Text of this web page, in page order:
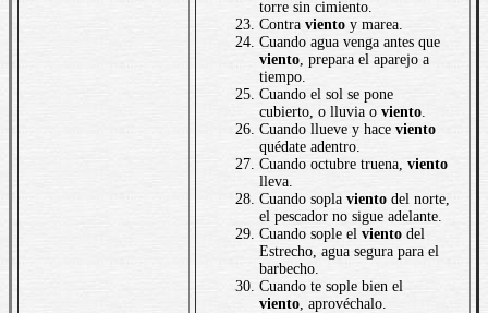
torre sin cimiento.
Contra viento y marea.
Cuando agua venga antes que
viento, prepara el aparejo a
tiempo.
Cuando el sol se pone
cubierto, o lluvia o viento.
Cuando llueve y hace viento
quédate adentro.
Cuando octubre truena, viento
lleva.
Cuando sopla viento del norte,
el pescador no sigue adelante.
Cuando sople el viento del
Estrecho, agua segura para el
barbecho.
Cuando te sople bien el
viento, aprovéchalo.